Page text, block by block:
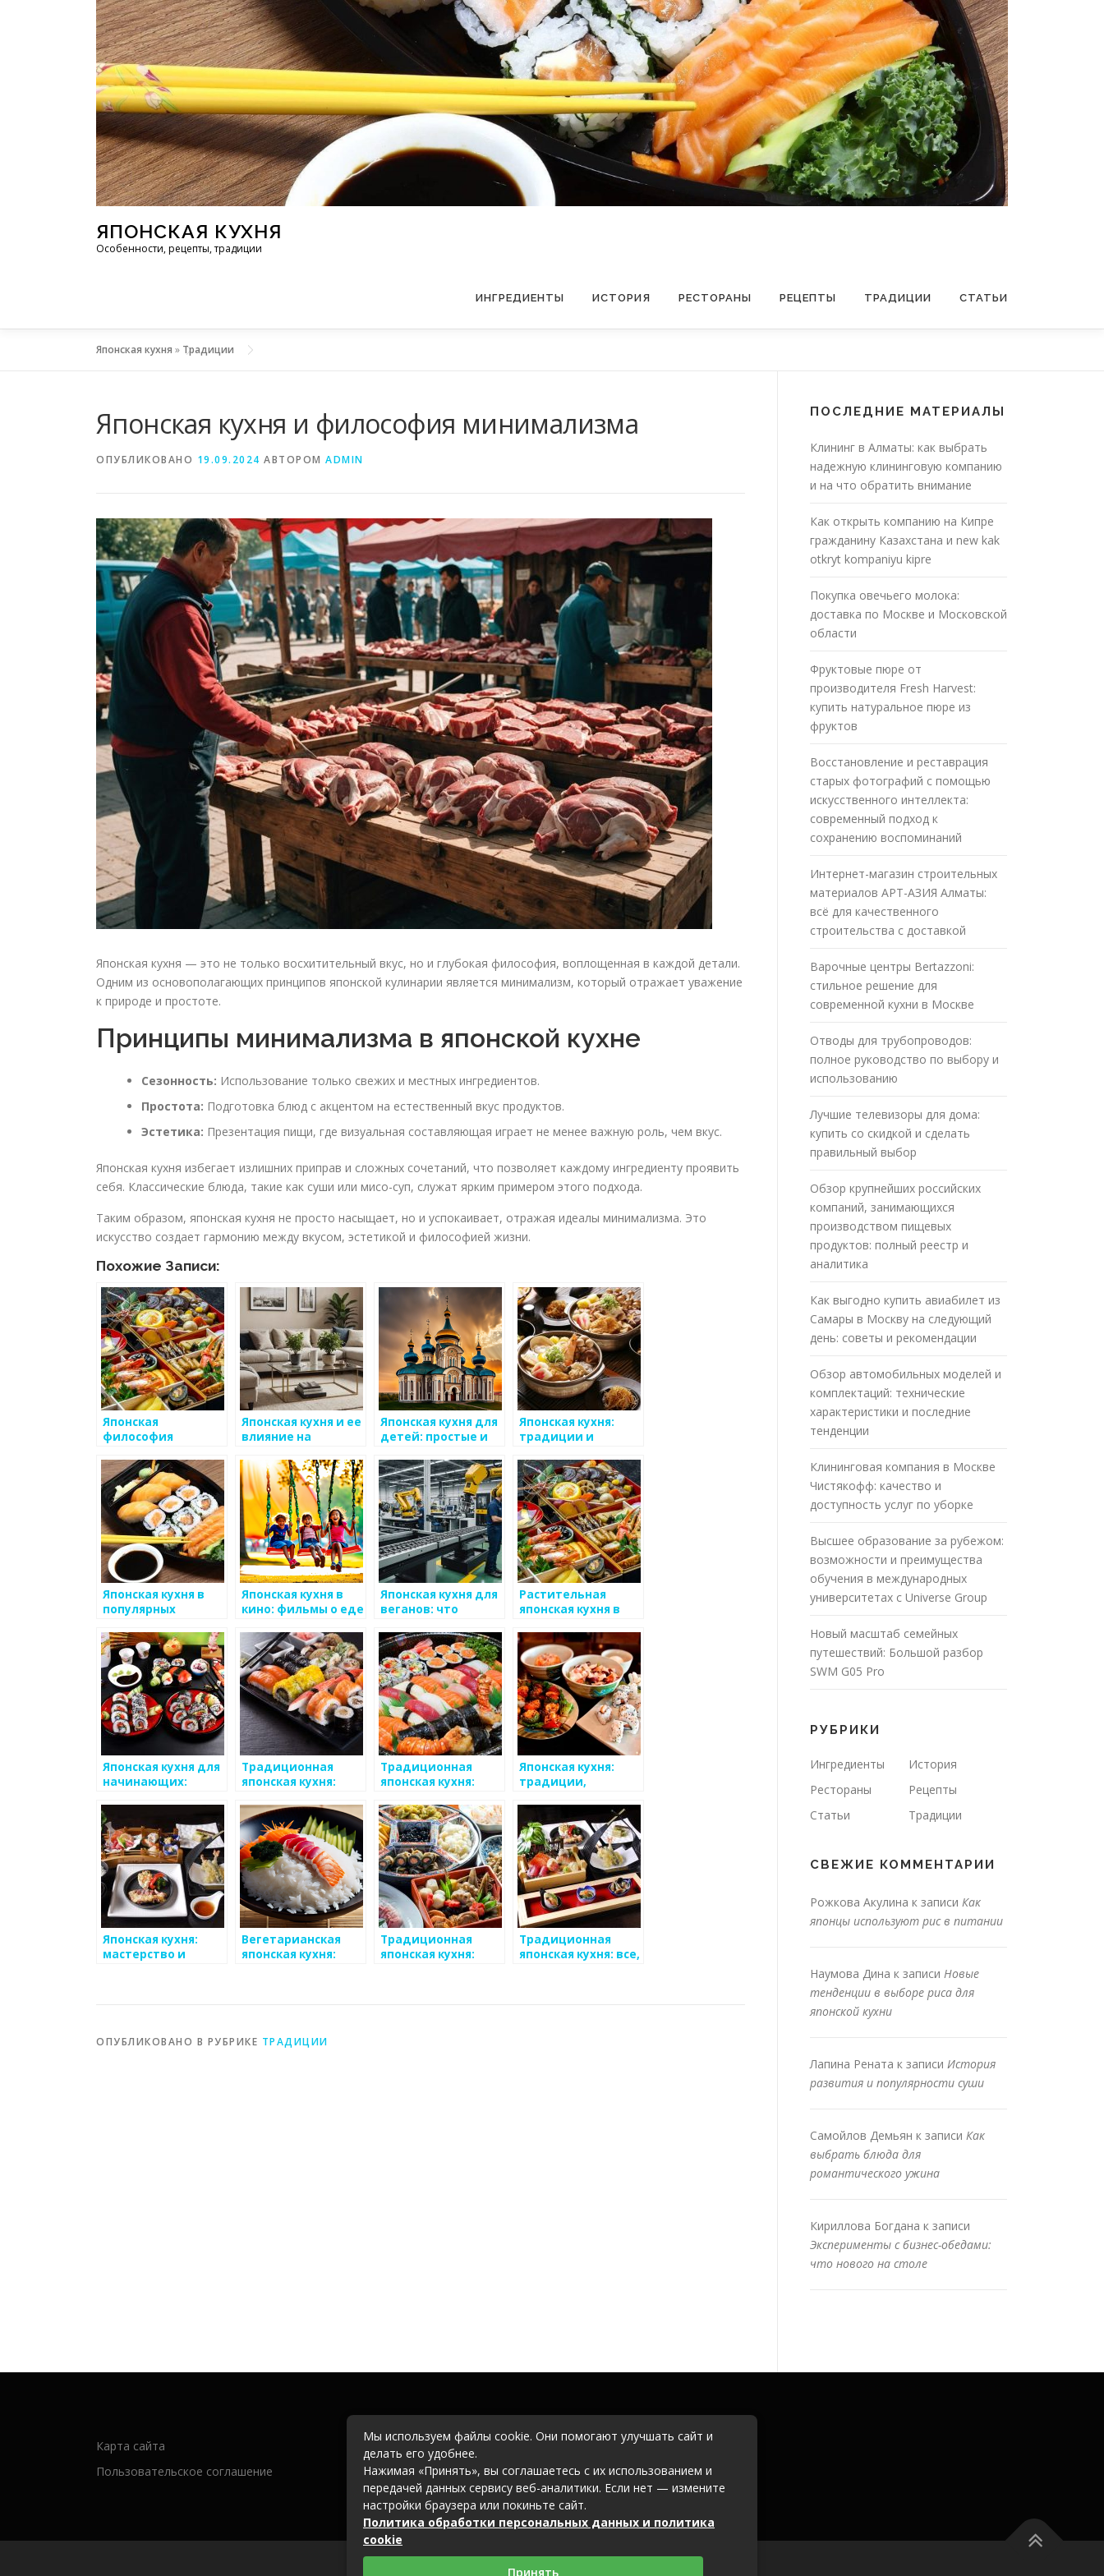
Перейти к содержимому
ЯПОНСКАЯ КУХНЯ
Особенности, рецепты, традиции
ИНГРЕДИЕНТЫ ИСТОРИЯ РЕСТОРАНЫ РЕЦЕПТЫ ТРАДИЦИИ СТАТЬИ
Японская кухня » Традиции
Японская кухня и философия минимализма
ОПУБЛИКОВАНО 19.09.2024 АВТОРОМ ADMIN
Японская кухня — это не только восхитительный вкус, но и глубокая философия, воплощенная в каждой детали.
Одним из основополагающих принципов японской кулинарии является минимализм, который отражает уважение
к природе и простоте.
Принципы минимализма в японской кухне
Сезонность: Использование только свежих и местных ингредиентов.
Простота: Подготовка блюд с акцентом на естественный вкус продуктов.
Эстетика: Презентация пищи, где визуальная составляющая играет не менее важную роль, чем вкус.
Японская кухня избегает излишних приправ и сложных сочетаний, что позволяет каждому ингредиенту проявить
себя. Классические блюда, такие как суши или мисо-суп, служат ярким примером этого подхода.
Таким образом, японская кухня не просто насыщает, но и успокаивает, отражая идеалы минимализма. Это
искусство создает гармонию между вкусом, эстетикой и философией жизни.
Похожие Записи:
Японская
философия
проявление в
ресторанах
Японская кухня и ее
влияние на
Японская кухня для
детей: простые и
Японская кухня:
традиции и
Японская кухня в
популярных
фильмах
Японская кухня в
кино: фильмы о еде
Японская кухня для
веганов: что
Растительная
японская кухня в
Японская кухня для
начинающих:
Традиционная
японская кухня:
гармония
Традиционная
японская кухня:
здоровье
Японская кухня:
традиции,
изысканность
Японская кухня:
мастерство и
Вегетарианская
японская кухня:
Традиционная
японская кухня:
Традиционная
японская кухня: все,
ОПУБЛИКОВАНО В РУБРИКЕ ТРАДИЦИИ
ПОСЛЕДНИЕ МАТЕРИАЛЫ
Клининг в Алматы: как выбрать
надежную клининговую компанию
и на что обратить внимание
Как открыть компанию на Кипре
гражданину Казахстана и new kak
otkryt kompaniyu kipre
Покупка овечьего молока:
доставка по Москве и Московской
области
Фруктовые пюре от
производителя Fresh Harvest:
купить натуральное пюре из
фруктов
Восстановление и реставрация
старых фотографий с помощью
искусственного интеллекта:
современный подход к
сохранению воспоминаний
Интернет-магазин строительных
материалов АРТ-АЗИЯ Алматы:
всё для качественного
строительства с доставкой
Варочные центры Bertazzoni:
стильное решение для
современной кухни в Москве
Отводы для трубопроводов:
полное руководство по выбору и
использованию
Лучшие телевизоры для дома:
купить со скидкой и сделать
правильный выбор
Обзор крупнейших российских
компаний, занимающихся
производством пищевых
продуктов: полный реестр и
аналитика
Как выгодно купить авиабилет из
Самары в Москву на следующий
день: советы и рекомендации
Обзор автомобильных моделей и
комплектаций: технические
характеристики и последние
тенденции
Клининговая компания в Москве
Чистякофф: качество и
доступность услуг по уборке
Высшее образование за рубежом:
возможности и преимущества
обучения в международных
университетах с Universe Group
Новый масштаб семейных
путешествий: Большой разбор
SWM G05 Pro
РУБРИКИ
Ингредиенты
История
Рестораны
Рецепты
Статьи
Традиции
СВЕЖИЕ КОММЕНТАРИИ
Рожкова Акулина к записи Как
японцы используют рис в питании
Наумова Дина к записи Новые
тенденции в выборе риса для
японской кухни
Лапина Рената к записи История
развития и популярности суши
Самойлов Демьян к записи Как
выбрать блюда для
романтического ужина
Кириллова Богдана к записи
Эксперименты с бизнес-обедами:
что нового на столе
Карта сайта
Пользовательское соглашение
Мы используем файлы cookie. Они помогают улучшать сайт и
делать его удобнее.
Нажимая «Принять», вы соглашаетесь с их использованием и
передачей данных сервису веб-аналитики. Если нет — измените
настройки браузера или покиньте сайт.
Политика обработки персональных данных и политика
cookie
Принять